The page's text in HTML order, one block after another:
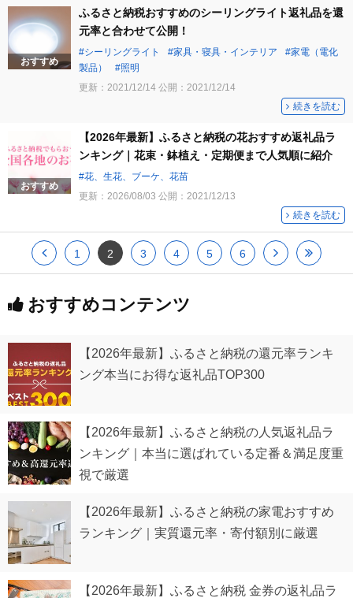
ふるさと納税おすすめのシーリングライト返礼品を還
元率と合わせて公開！
シーリングライト 家具・寝具・インテリア
家電（電化
製品）
照明
更新： 2021/12/14 公開： 2021/12/14
続きを読む
おすすめ
【2026年最新】ふるさと納税の花おすすめ返礼品ラ
ンキング｜花束・鉢植え・定期便まで人気順に紹介
花、生花、ブーケ、花苗
更新： 2026/08/03 公開： 2021/12/13
続きを読む
おすすめ
1 2 3 4 5 6
おすすめコンテンツ
【2026年最新】ふるさと納税の還元率ランキ
ング本当にお得な返礼品TOP300
【2026年最新】ふるさと納税の人気返礼品ラ
ンキング｜本当に選ばれている定番＆満足度重
視で厳選
【2026年最新】ふるさと納税の家電おすすめ
ランキング｜実質還元率・寄付額別に厳選
【2026年最新】ふるさと納税 金券の返礼品ラ